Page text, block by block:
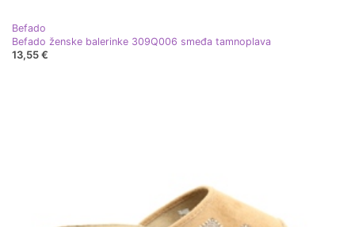
Befado
Befado ženske balerinke 309Q006 smeđa tamnoplava
13,55 €